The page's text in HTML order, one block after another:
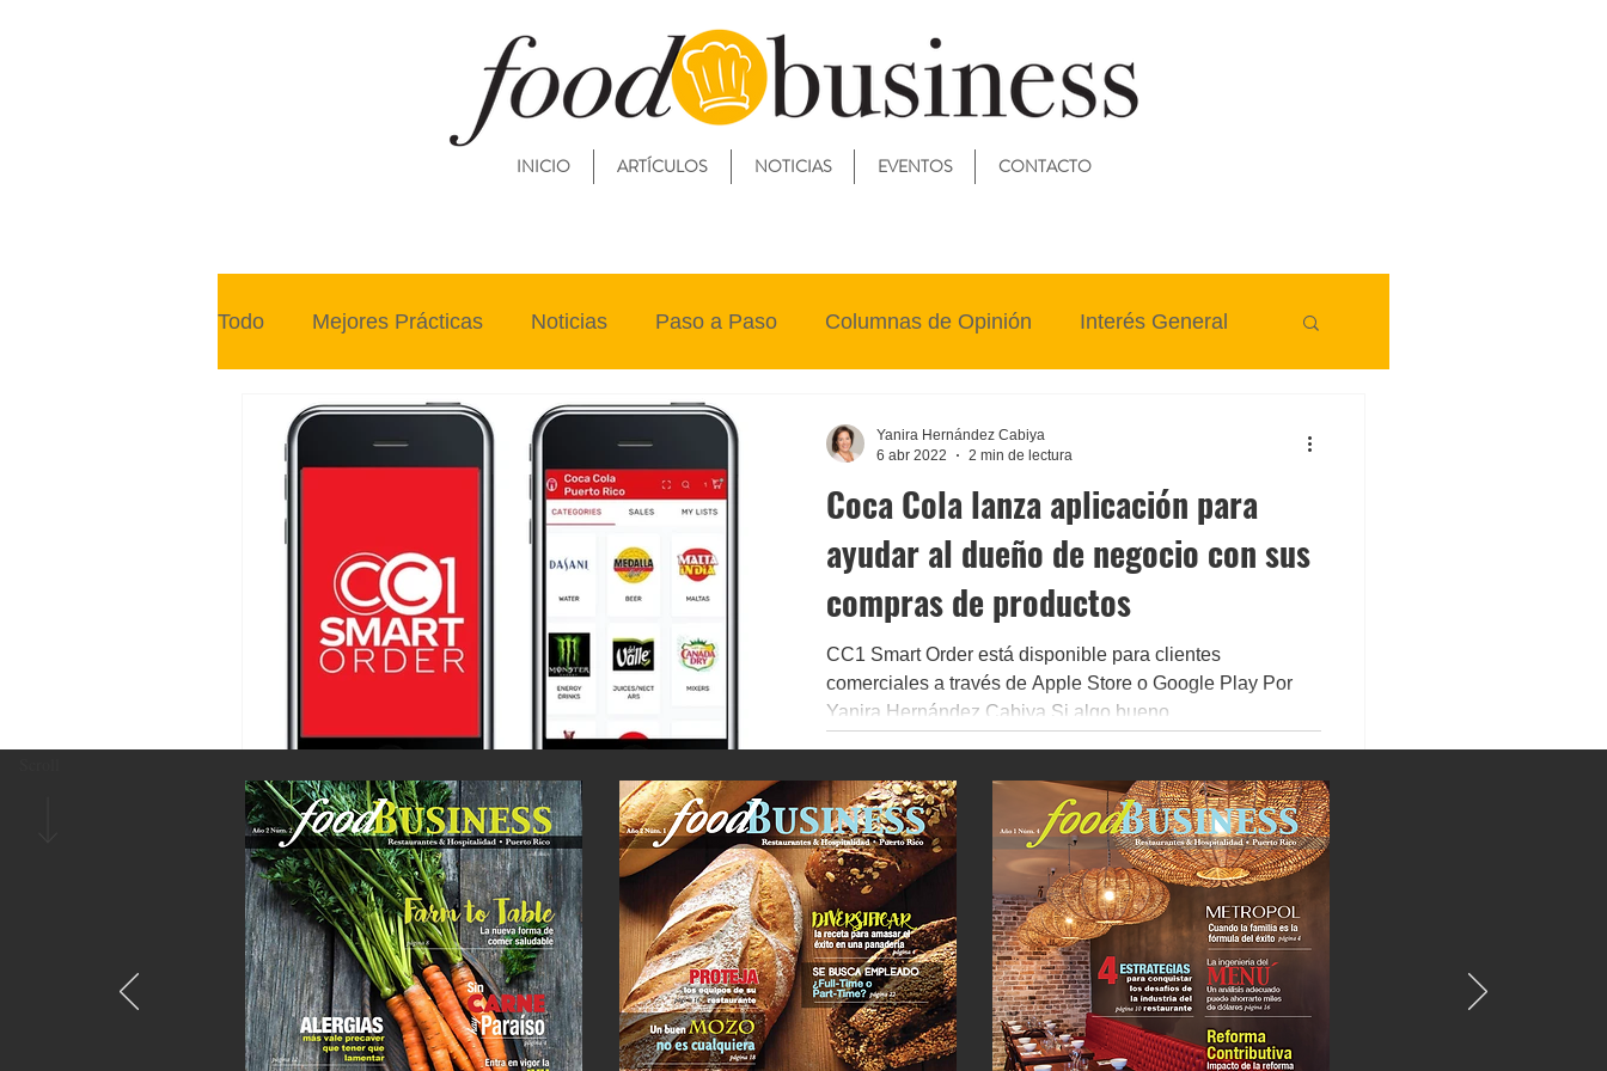
INICIO ARTÍCULOS NOTICIAS EVENTOS CONTACTO
Todo Mejores Prácticas Noticias Paso a Paso Columnas de Opinión Interés General
Coca Cola lanza aplicación para
ayudar al dueño de negocio con sus
compras de productos
CC1 Smart Order está disponible para clientes
comerciales a través de Apple Store o Google Play Por
Yanira Hernández Cabiya Si algo bueno...
Yanira Hernández Cabiya
6 abr 2022
2 min de lectura